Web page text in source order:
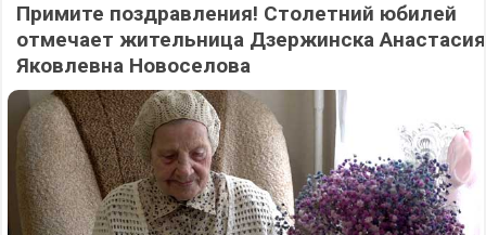
Примите поздравления! Столетний юбилей
отмечает жительница Дзержинска Анастасия
Яковлевна Новоселова